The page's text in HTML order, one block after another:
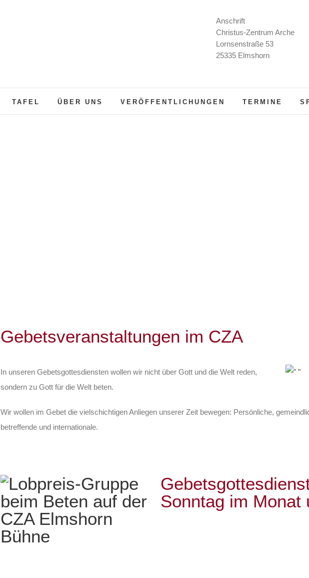
Anschrift
Christus-Zentrum Arche
Lornsenstraße 53
25335 Elmshorn
TAFEL ÜBER UNS VERÖFFENTLICHUNGEN TERMINE
Gebetsveranstaltungen im CZA
In unseren Gebetsgottesdiensten wollen wir nicht über Gott und die Welt reden,
sondern zu Gott für die Welt beten.
Wir wollen im Gebet die vielschichtigen Anliegen unserer Zeit bewegen: Persönliche,
betreffende und internationale.
Sonntag im Monat